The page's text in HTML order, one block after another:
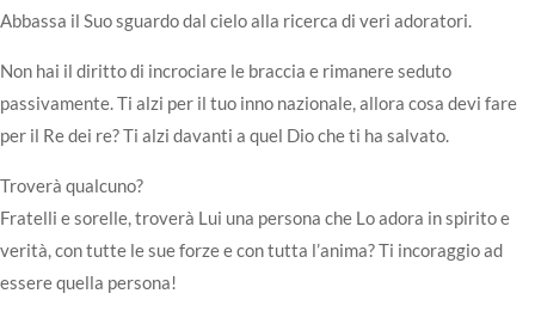
Abbassa il Suo sguardo dal cielo alla ricerca di veri adoratori.
Non hai il diritto di incrociare le braccia e rimanere seduto
passivamente. Ti alzi per il tuo inno nazionale, allora cosa devi fare
per il Re dei re? Ti alzi davanti a quel Dio che ti ha salvato.
Troverà qualcuno?
Fratelli e sorelle, troverà Lui una persona che Lo adora in spirito e
verità, con tutte le sue forze e con tutta l’anima? Ti incoraggio ad
essere quella persona!